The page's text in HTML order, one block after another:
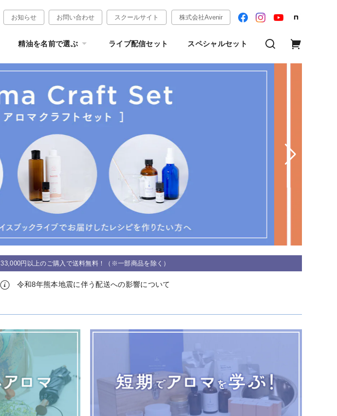
お知らせ お問い合わせ スクールサイト 株式会社Avenir
精油を名前で選ぶ ライブ配信セット スペシャルセット
33,000円以上のご購入で送料無料！（※一部商品を除く）
令和8年熊本地震に伴う配送への影響について